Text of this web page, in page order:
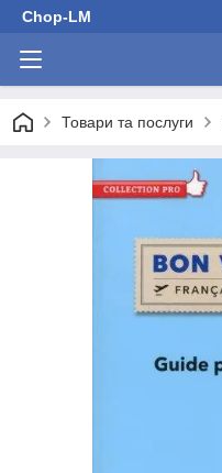
Chop-LM
Товари та послуги